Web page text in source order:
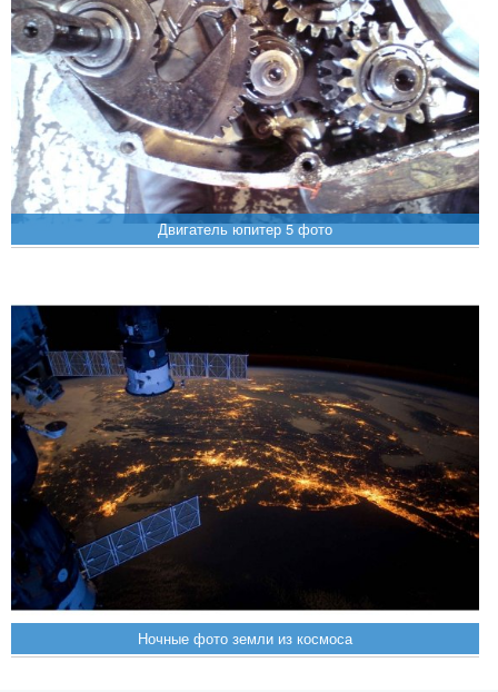
Двигатель юпитер 5 фото
Ночные фото земли из космоса